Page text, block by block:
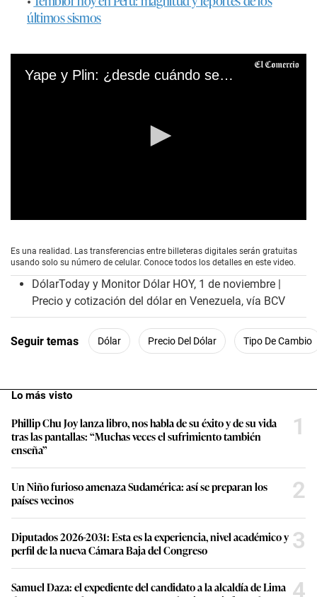
últimos sismos
Yape y Plin: ¿desde cuándo se podrán hacer transferencias entre ambas billeteras?
e
c
o
1
m
t
,
5
9
s
o
n
d
s
Es una realidad. Las transferencias entre billeteras digitales serán gratuitas
usando solo su número de celular. Conoce todos los detalles en este video.
DólarToday y Monitor Dólar HOY, 1 de noviembre |
Precio y cotización del dólar en Venezuela, vía BCV
Seguir temas Dólar Precio Del Dólar Tipo De Cambio
Lo más visto
Phillip Chu Joy lanza libro, nos habla de su éxito y de su vida
tras las pantallas: “Muchas veces el sufrimiento también
enseña”
1
Un Niño furioso amenaza Sudamérica: así se preparan los
países vecinos
2
Diputados 2026-2031: Esta es la experiencia, nivel académico y
perfil de la nueva Cámara Baja del Congreso
3
Samuel Daza: el expediente del candidato a la alcaldía de Lima 4